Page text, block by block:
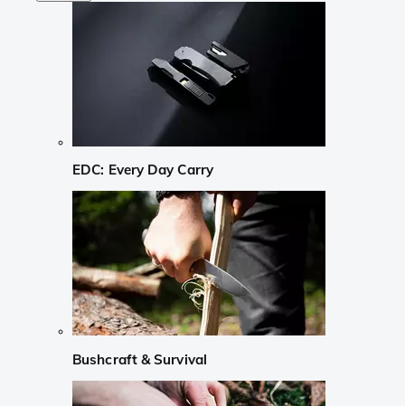
EDC: Every Day Carry
Bushcraft & Survival